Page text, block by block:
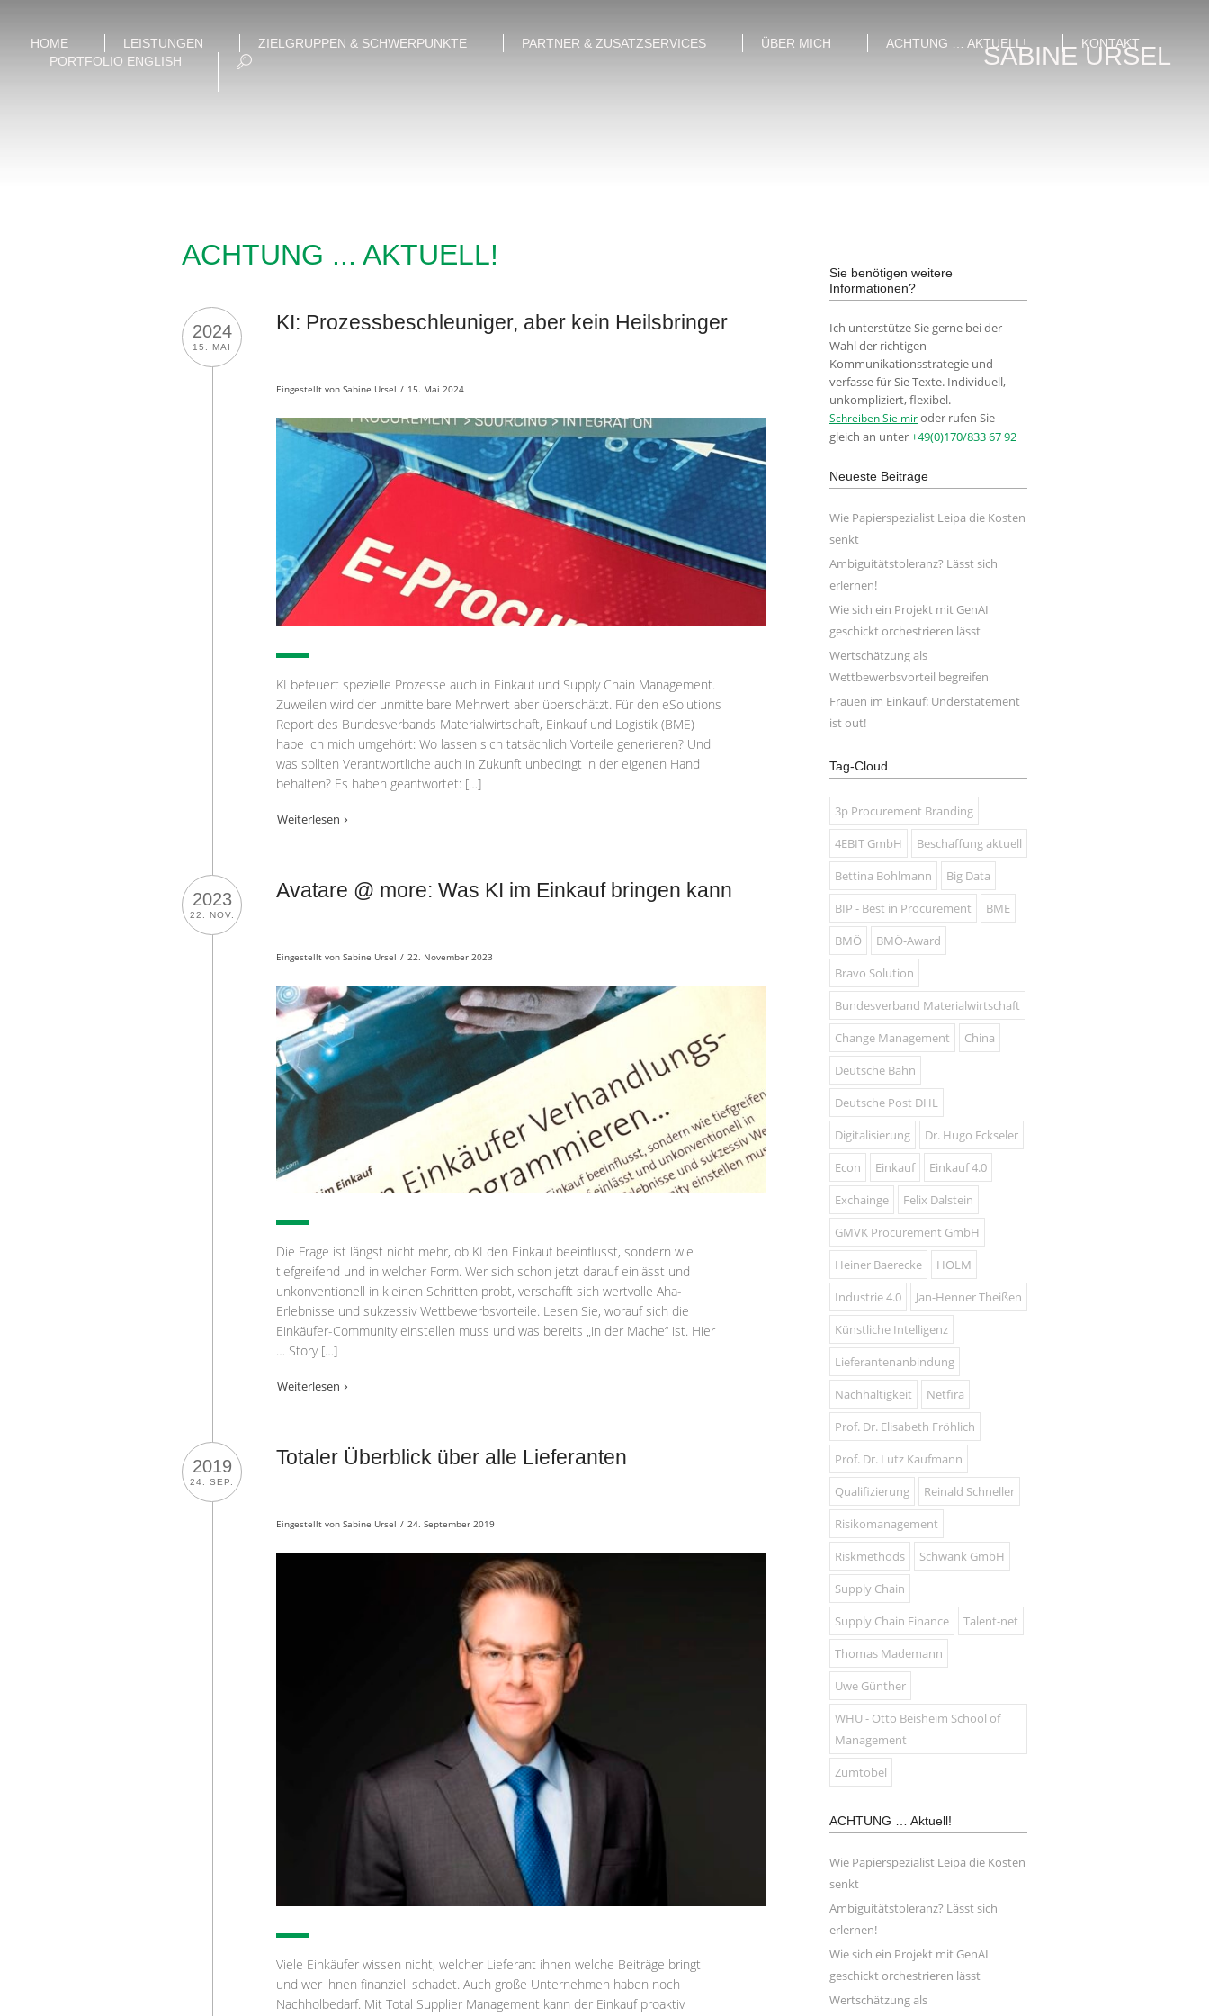
SABINE URSEL
HOME LEISTUNGEN ZIELGRUPPEN & SCHWERPUNKTE PARTNER & ZUSATZSERVICES ÜBER MICH ACHTUNG … AKTUELL!
KONTAKT
PORTFOLIO ENGLISH
ACHTUNG ... AKTUELL!
2024
15. MAI
KI: Prozessbeschleuniger, aber kein Heilsbringer
Eingestellt von Sabine Ursel / 15. Mai 2024
KI befeuert spezielle Prozesse auch in Einkauf und Supply Chain Management.
Zuweilen wird der unmittelbare Mehrwert aber überschätzt. Für den eSolutions
Report des Bundesverbands Materialwirtschaft, Einkauf und Logistik (BME)
habe ich mich umgehört: Wo lassen sich tatsächlich Vorteile generieren? Und
was sollten Verantwortliche auch in Zukunft unbedingt in der eigenen Hand
behalten? Es haben geantwortet: […]
Weiterlesen
2023
22. NOV.
Avatare @ more: Was KI im Einkauf bringen kann
Eingestellt von Sabine Ursel / 22. November 2023
Die Frage ist längst nicht mehr, ob KI den Einkauf beeinflusst, sondern wie
tiefgreifend und in welcher Form. Wer sich schon jetzt darauf einlässt und
unkonventionell in kleinen Schritten probt, verschafft sich wertvolle Aha-
Erlebnisse und sukzessiv Wettbewerbsvorteile. Lesen Sie, worauf sich die
Einkäufer-Community einstellen muss und was bereits „in der Mache“ ist. Hier
… Story […]
Weiterlesen
2019
24. SEP.
Totaler Überblick über alle Lieferanten
Eingestellt von Sabine Ursel / 24. September 2019
Viele Einkäufer wissen nicht, welcher Lieferant ihnen welche Beiträge bringt
und wer ihnen finanziell schadet. Auch große Unternehmen haben noch
Nachholbedarf. Mit Total Supplier Management kann der Einkauf proaktiv
Sie benötigen weitere
Informationen?
Ich unterstütze Sie gerne bei der
Wahl der richtigen
Kommunikationsstrategie und
verfasse für Sie Texte. Individuell,
unkompliziert, flexibel.
Schreiben Sie miroder rufen Sie
gleich an unter+49(0)170/833 67 92
Neueste Beiträge
Wie Papierspezialist Leipa die Kosten
senkt
Ambiguitätstoleranz? Lässt sich
erlernen!
Wie sich ein Projekt mit GenAI
geschickt orchestrieren lässt
Wertschätzung als
Wettbewerbsvorteil begreifen
Frauen im Einkauf: Understatement
ist out!
Tag-Cloud
3p Procurement Branding
4EBIT GmbH
Beschaffung aktuell
Bettina Bohlmann
Big Data
BIP - Best in Procurement
BME
BMÖ
BMÖ-Award
Bravo Solution
Bundesverband Materialwirtschaft
Change Management
China
Deutsche Bahn
Deutsche Post DHL
Digitalisierung
Dr. Hugo Eckseler
Econ
Einkauf
Einkauf 4.0
Exchainge
Felix Dalstein
GMVK Procurement GmbH
Heiner Baerecke
HOLM
Industrie 4.0
Jan-Henner Theißen
Künstliche Intelligenz
Lieferantenanbindung
Nachhaltigkeit
Netfira
Prof. Dr. Elisabeth Fröhlich
Prof. Dr. Lutz Kaufmann
Qualifizierung
Reinald Schneller
Risikomanagement
Riskmethods
Schwank GmbH
Supply Chain
Supply Chain Finance
Talent-net
Thomas Mademann
Uwe Günther
WHU - Otto Beisheim School of
Management
Zumtobel
ACHTUNG … Aktuell!
Wie Papierspezialist Leipa die Kosten
senkt
Ambiguitätstoleranz? Lässt sich
erlernen!
Wie sich ein Projekt mit GenAI
geschickt orchestrieren lässt
Wertschätzung als